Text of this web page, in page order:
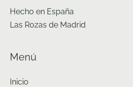
Hecho en España
Las Rozas de Madrid
Menú
Inicio